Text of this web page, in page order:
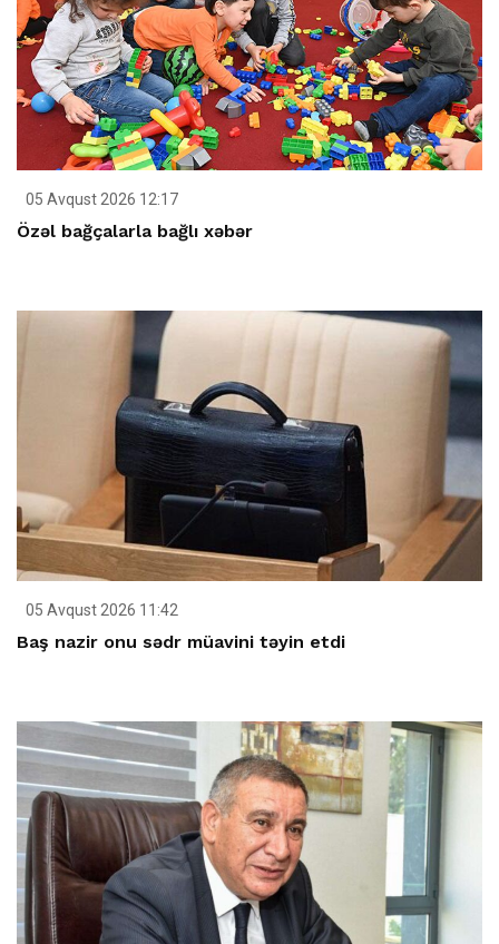
05 Avqust 2026 12:17
Özəl bağçalarla bağlı xəbər
05 Avqust 2026 11:42
Baş nazir onu sədr müavini təyin etdi